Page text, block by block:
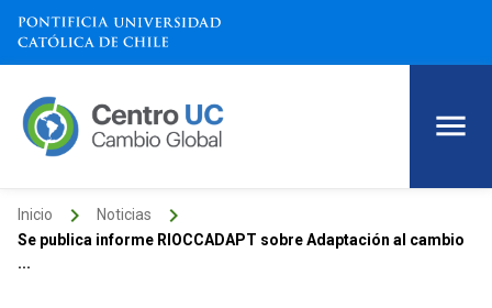
Inicio keyboard_arrow_right Noticias keyboard_arrow_right
Se publica informe RIOCCADAPT sobre Adaptación al cambio
...